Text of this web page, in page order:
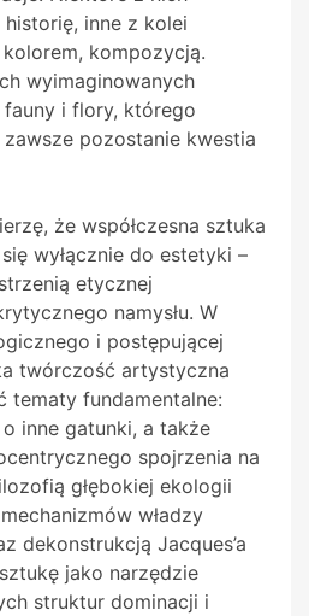
inne z kolei
kompozycją.
wyimaginowanych
fauny i flory, którego
pozostanie kwestia
że współczesna sztuka
wyłącznie do estetyki –
etycznej
namysłu. W
i postępującej
twórczość artystyczna
tematy fundamentalne:
inne gatunki, a także
spojrzenia na
głębokiej ekologii
władzy
dekonstrukcją Jacques’a
jako narzędzie
struktur dominacji i